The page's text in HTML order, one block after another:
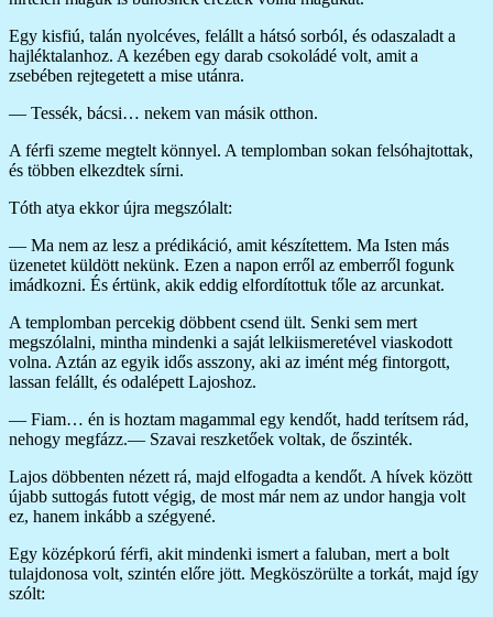
Egy kisfiú, talán nyolcéves, felállt a hátsó sorból, és odaszaladt a
hajléktalanhoz. A kezében egy darab csokoládé volt, amit a
zsebében rejtegetett a mise utánra.
— Tessék, bácsi… nekem van másik otthon.
A férfi szeme megtelt könnyel. A templomban sokan felsóhajtottak,
és többen elkezdtek sírni.
Tóth atya ekkor újra megszólalt:
— Ma nem az lesz a prédikáció, amit készítettem. Ma Isten más
üzenetet küldött nekünk. Ezen a napon erről az emberről fogunk
imádkozni. És értünk, akik eddig elfordítottuk tőle az arcunkat.
A templomban percekig döbbent csend ült. Senki sem mert
megszólalni, mintha mindenki a saját lelkiismeretével viaskodott
volna. Aztán az egyik idős asszony, aki az imént még fintorgott,
lassan felállt, és odalépett Lajoshoz.
— Fiam… én is hoztam magammal egy kendőt, hadd terítsem rád,
nehogy megfázz.— Szavai reszketőek voltak, de őszinték.
Lajos döbbenten nézett rá, majd elfogadta a kendőt. A hívek között
újabb suttogás futott végig, de most már nem az undor hangja volt
ez, hanem inkább a szégyené.
Egy középkorú férfi, akit mindenki ismert a faluban, mert a bolt
tulajdonosa volt, szintén előre jött. Megköszörülte a torkát, majd így
szólt: